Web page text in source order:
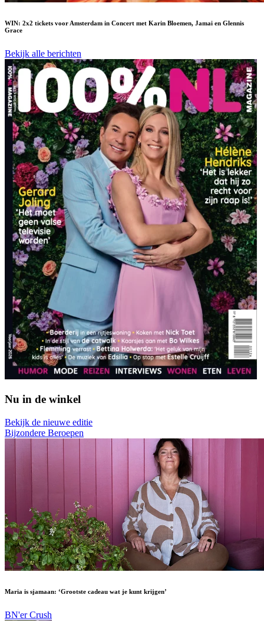
WIN: 2x2 tickets voor Amsterdam in Concert met Karin Bloemen, Jamai en Glennis
Grace
Bekijk alle berichten
Nu in de winkel
Bekijk de nieuwe editie
Bijzondere Beroepen
Maria is sjamaan: ‘Grootste cadeau wat je kunt krijgen’
BN'er Crush